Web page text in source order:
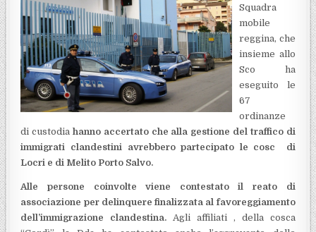
Squadra
mobile
reggina, che
insieme allo
Sco ha
eseguito le
67
ordinanze
di custodiahanno accertato che alla gestione del traffico di
immigrati clandestini avrebbero partecipato le cosc di
Locri e di Melito Porto Salvo.
Alle persone coinvolte viene contestato il reato di
associazione per delinquere finalizzata al favoreggiamento
dell’immigrazione clandestina. Agli affiliati , della cosca